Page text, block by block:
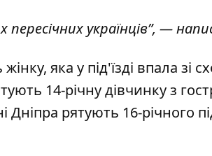
українців”, —
яка у під'їзді впала зі
14-річну дівчинку з
Дніпра рятують 16-річного